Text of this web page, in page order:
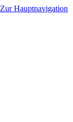
Zur Hauptnavigation